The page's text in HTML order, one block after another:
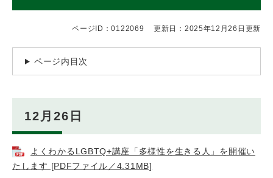
ページID：0122069 更新日：2025年12月26日更新
ページ内目次
12月26日
よくわかるLGBTQ+講座「多様性を生きる人」を開催い
たします [PDFファイル／4.31MB]